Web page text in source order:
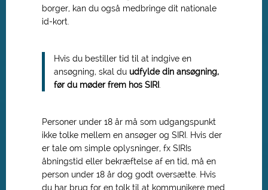
borger, kan du også medbringe dit nationale
id-kort.
Hvis du bestiller tid til at indgive en
ansøgning, skal du udfylde din ansøgning,
før du møder frem hos SIRI
Personer under 18 år må som udgangspunkt
ikke tolke mellem en ansøger og SIRI. Hvis der
er tale om simple oplysninger, fx SIRIs
åbningstid eller bekræftelse af en tid, må en
person under 18 år dog godt oversætte. Hvis
du har brug for en tolk til at kommunikere med